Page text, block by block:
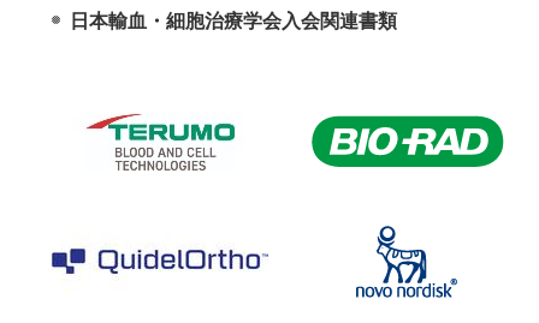
日本輸血・細胞治療学会入会関連書類